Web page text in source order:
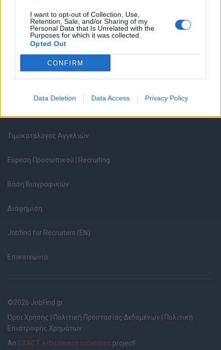
I want to opt-out of Collection, Use,
Retention, Sale, and/or Sharing of my
Personal Data that Is Unrelated with the
Purposes for which it was collected.
Opted Out
CONFIRM
Data Deletion Data Access Privacy Policy
Περιγραφές Θέσεων Εργασίας
Ερωτήσεις συνεντεύξεων
Υπολογισμός καθαρού μισθού
Τιμοκατάλογος Αγγελιών
Εύρεση Προσωπικού | Recruiting
Βάση Βιογραφικών
Διαφήμιση
Jobfind for Recruiters (EN)
Επικοινωνία
©2026 JobFind.gr
Όροι Χρήσης
Πολιτική Προστασίας Δεδομένων
Πολιτική
Επιστροφής Χρημάτων
An EXACT e-business solutions project!